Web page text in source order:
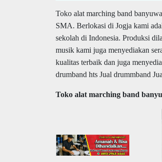
Toko alat marching band
SMA. Berlokasi di Jogja kami
sekolah di Indonesia. Produksi
musik kami juga menyediakan
kualitas terbaik dan juga
drumband hts Jual drummband
Toko alat marching band